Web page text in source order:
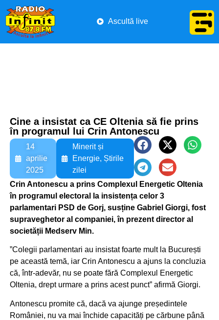
Ascultă live
Cine a insistat ca CE Oltenia să fie prins
în programul lui Crin Antonescu
14
aprilie
2025
Minerit și
Energie, Știrile
zilei
Crin Antonescu a prins Complexul Energetic Oltenia
în programul electoral la insistența celor 3
parlamentari PSD de Gorj, susține Gabriel Giorgi, fost
supraveghetor al companiei, în prezent director al
societății Medserv Min.
”Colegii parlamentari au insistat foarte mult la București
pe această temă, iar Crin Antonescu a ajuns la concluzia
că, într-adevăr, nu se poate fără Complexul Energetic
Oltenia, drept urmare a prins acest punct” afirmă Giorgi.
Antonescu promite că, dacă va ajunge președintele
României, nu va mai închide capacități pe cărbune până